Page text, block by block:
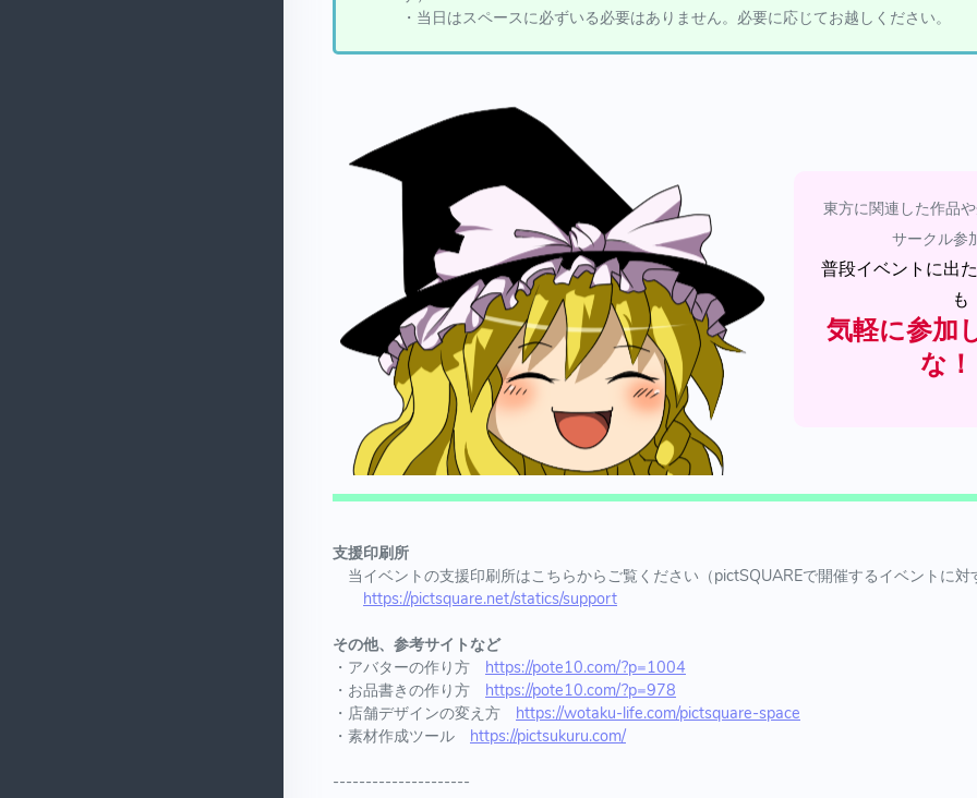
・当日はスペースに必ずいる必要はありません。必要に応じてお越しください。
東方に関連した作品
サークル参
普段イベントに出
も
気軽に参加
な
支援印刷所
当イベントの支援印刷所はこちらからご覧ください（pictSQUAREで開催するイベントに対
https://pictsquare.net/statics/support
その他、参考サイトなど
・アバターの作り方 https://pote10.com/?p=1004
・お品書きの作り方 https://pote10.com/?p=978
・店舗デザインの変え方 https://wotaku-life.com/pictsquare-space
・素材作成ツール https://pictsukuru.com/
---------------------